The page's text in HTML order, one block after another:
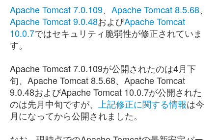
Apache Tomcat 7.0.109、 Apache Tomcat 8.5.68、
Apache Tomcat 9.0.48およびApache Tomcat
10.0.7ではセキュリティ脆弱性が修正されていま
す。
Apache Tomcat 7.0.109が公開されたのは4月下
旬、Apache Tomcat 8.5.68、Apache Tomcat
9.0.48およびApache Tomcat 10.0.7が公開された
のは先月中旬ですが、
上記修正に関する情報は今
月になってから公開されました。